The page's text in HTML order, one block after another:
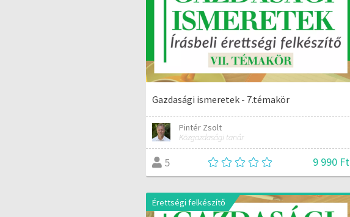
Gazdasági ismeretek - 7.témakör
Pintér Zsolt
Közgazdasági tanár
5 9 990 Ft
Érettségi felkészítő